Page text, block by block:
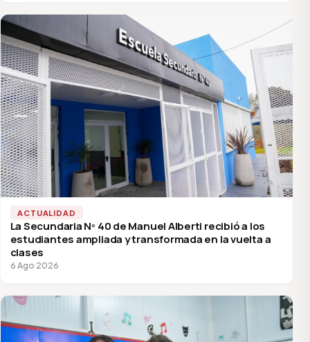
ACTUALIDAD
La Secundaria Nº 40 de Manuel Alberti recibió a los
estudiantes ampliada y transformada en la vuelta a
clases
6 Ago 2026